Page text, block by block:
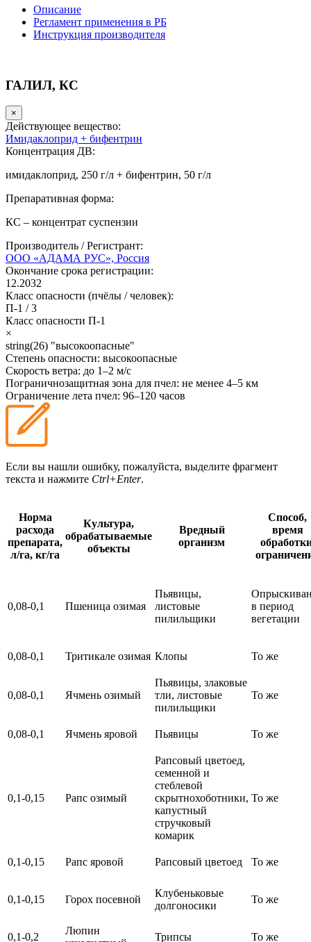
Описание
Регламент применения в РБ
Инструкция производителя
ГАЛИЛ, КС
×
Действующее вещество:
Имидаклоприд + бифентрин
Концентрация ДВ:
имидаклоприд, 250 г/л + бифентрин, 50 г/л
Препаративная форма:
КС – концентрат суспензии
Производитель / Регистрант:
ООО «АДАМА РУС», Россия
Окончание срока регистрации:
12.2032
Класс опасности (пчёлы / человек):
П-1 /3
Класс опасности П-1
×
string(26) "высокоопасные"
Степень опасности: высокоопасные
Скорость ветра: до 1–2 м/с
Пограничнозащитная зона для пчел: не менее 4–5 км
Ограничение лета пчел: 96–120 часов
Если вы нашли ошибку, пожалуйста, выделите фрагмент
текста и нажмите Ctrl+Enter.
Норма
расхода
препарата,
л/га, кг/га
Культура,
обрабатываемые
объекты
Вредный
организм
Способ,
время
0,08-0,1 Пшеница озимая
Пьявицы,
листовые
пилильщики
в период
вегетации
0,08-0,1 Тритикале озимая Клопы То же
0,08-0,1 Ячмень озимый
Пьявицы, злаковые
тли, листовые
пилильщики
То же
0,08-0,1 Ячмень яровой Пьявицы То же
0,1-0,15 Рапс озимый
Рапсовый цветоед,
семенной и
стеблевой
скрытнохоботники,
капустный
стручковый
комарик
То же
0,1-0,15 Рапс яровой Рапсовый цветоед То же
0,1-0,15 Горох посевной
Клубеньковые
долгоносики
То же
0,1-0,2
Люпин
Трипсы То же